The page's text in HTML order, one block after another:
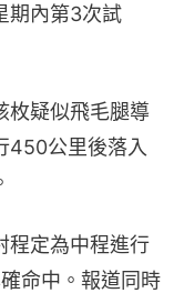
期內第3次試
枚疑似飛毛腿導
450公里後落入
程定為中程進行
命中。報道同時